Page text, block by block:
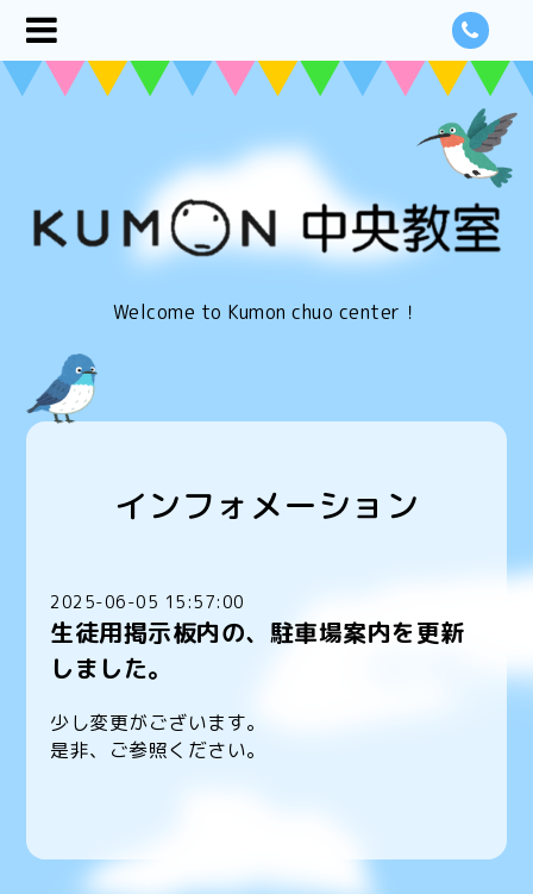
Welcome to Kumon chuo center！
インフォメーション
2025-06-05 15:57:00
生徒用掲示板内の、駐車場案内を更新
しました。
少し変更がございます。
是非、ご参照ください。